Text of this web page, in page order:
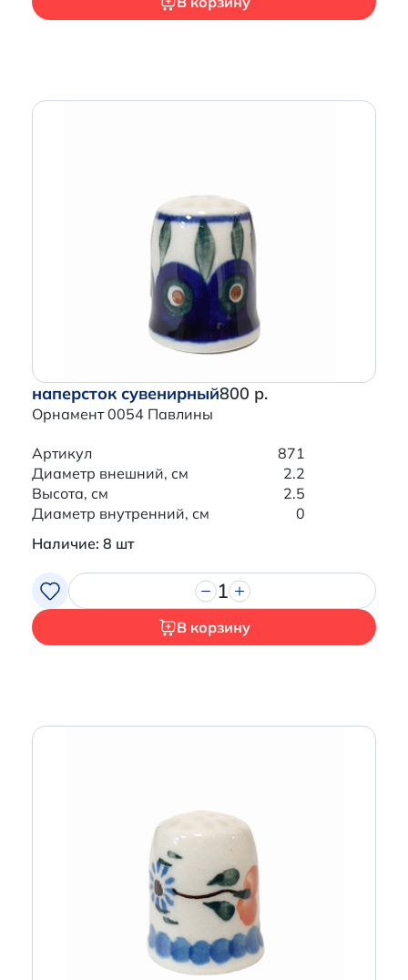
наперсток сувенирный
Орнамент 0054 Павлины
800 р.
Артикул
871
Диаметр внешний, см
2.2
Высота, см
2.5
Диаметр внутренний, см
0
Наличие: 8 шт
1
В корзину